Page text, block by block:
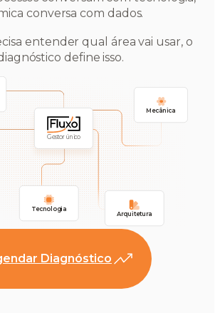
Gestor único
Mecânica
Tecnologia
Arquitetura
conversa com dados.
entender qual área vai usar, o
define isso.
Diagnóstico